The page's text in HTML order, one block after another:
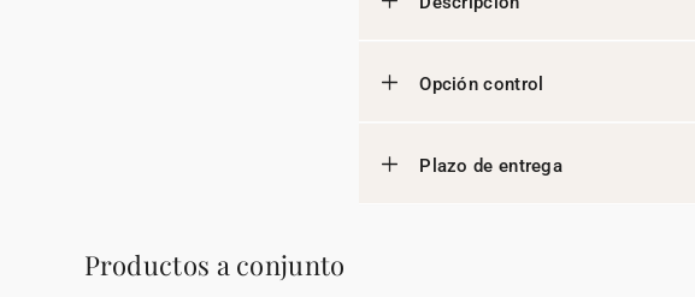
Opción control
Plazo de entrega
Productos a conjunto